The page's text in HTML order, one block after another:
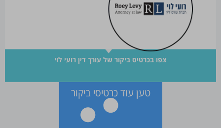
צפו בכרטיס ביקור של עורך דין רועי לוי
טען עוד כרטיסי ביקור